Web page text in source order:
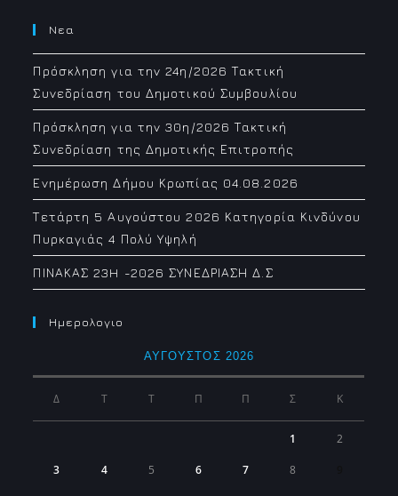
Νεα
Πρόσκληση για την 24η/2026 Τακτική
Συνεδρίαση του Δημοτικού Συμβουλίου
Πρόσκληση για την 30η/2026 Τακτική
Συνεδρίαση της Δημοτικής Επιτροπής
Ενημέρωση Δήμου Κρωπίας 04.08.2026
Τετάρτη 5 Αυγούστου 2026 Κατηγορία Κινδύνου
Πυρκαγιάς 4 Πολύ Υψηλή
ΠΙΝΑΚΑΣ 23H -2026 ΣΥΝΕΔΡΙΑΣΗ Δ.Σ
Ημερολογιο
ΑΎΓΟΥΣΤΟΣ 2026
Δ Τ Τ Π Π Σ Κ
1 2
3 4 5 6 7 8